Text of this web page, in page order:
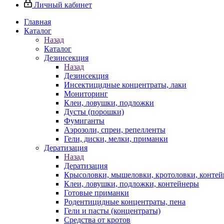
Личный кабинет
Главная
Каталог
Назад
Каталог
Дезинсекция
Назад
Дезинсекция
Инсектицидные концентраты, лаки
Мониторинг
Клеи, ловушки, подложки
Дусты (порошки)
Фумиганты
Аэрозоли, спреи, репелленты
Гели, диски, мелки, приманки
Дератизация
Назад
Дератизация
Крысоловки, мышеловки, кротоловки,
Клеи, ловушки, подложки, контейнеры
Готовые приманки
Родентицидные концентраты, пена
Гели и пасты (концентраты)
Средства от кротов